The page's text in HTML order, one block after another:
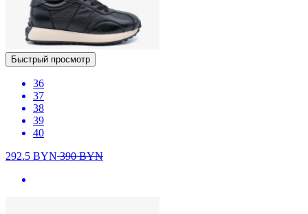
Быстрый просмотр
36
37
38
39
40
292.5 BYN390BYN